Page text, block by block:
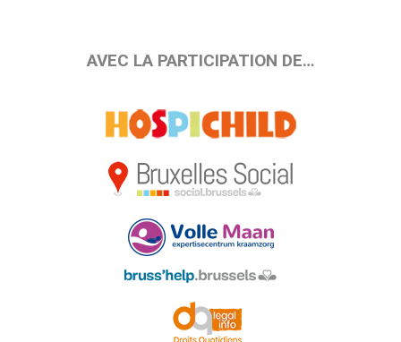
AVEC LA PARTICIPATION DE…